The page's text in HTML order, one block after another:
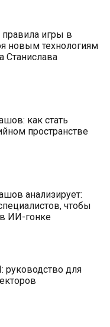
правила игры в
новым технологиям
Станислава
как стать
пространстве
анализирует:
чтобы
ИИ-гонке
руководство для